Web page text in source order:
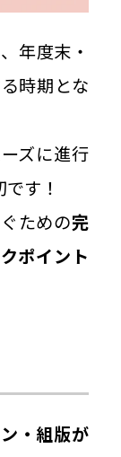
年度末・
時期とな
ズに進行
す！
ための完
ポイント
・組版が